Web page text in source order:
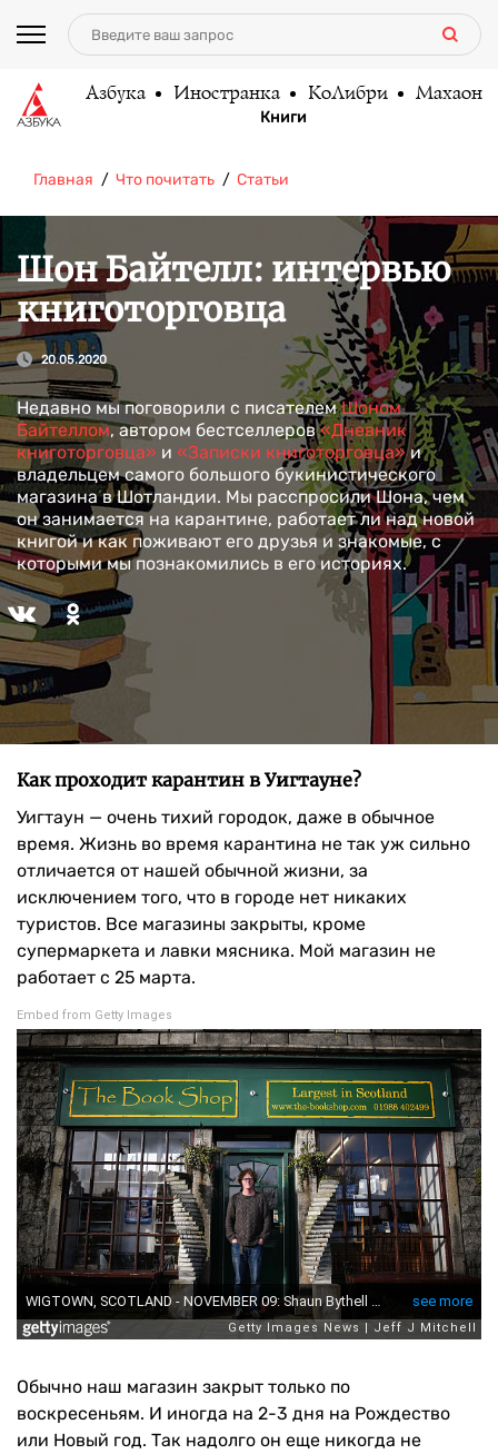
Азбука Иностранка КоЛибри Махаон
Книги
Главная Что почитать Статьи
Шон Байтелл: интервью
книготорговца
20.05.2020
Недавно мы поговорили с писателемШоном
Байтеллом, автором бестселлеров«Дневник
книготорговца» и «Записки книготорговца»и
владельцем самого большого букинистического
магазина в Шотландии. Мы расспросили Шона, чем
он занимается на карантине, работает ли над новой
книгой и как поживают его друзья и знакомые, с
которыми мы познакомились в его историях.
Как проходит карантин в Уигтауне?
Уигтаун — очень тихий городок, даже в обычное
время. Жизнь во время карантина не так уж сильно
отличается от нашей обычной жизни, за
исключением того, что в городе нет никаких
туристов. Все магазины закрыты, кроме
супермаркета и лавки мясника. Мой магазин не
работает с 25 марта.
Embed from Getty Images
Обычно наш магазин закрыт только по
воскресеньям. И иногда на 2-3 дня на Рождество
или Новый год. Так надолго он еще никогда не